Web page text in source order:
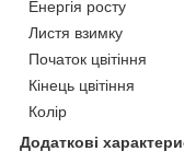
Енергія росту
Листя взимку
Початок цвітіння
Кінець цвітіння
Колір
Додаткові